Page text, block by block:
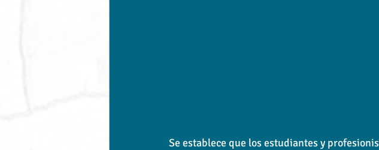
Se establece que los estudiantes y